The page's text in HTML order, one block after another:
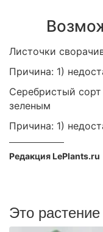
Листочки
Причина: 1)
Серебристый сорт
зеленым
Причина: 1)
Редакция LePlants.ru
Это